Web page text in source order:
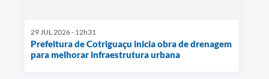
29 JUL 2026 - 12h31
Prefeitura de Cotriguaçu inicia obra de drenagem
para melhorar infraestrutura urbana